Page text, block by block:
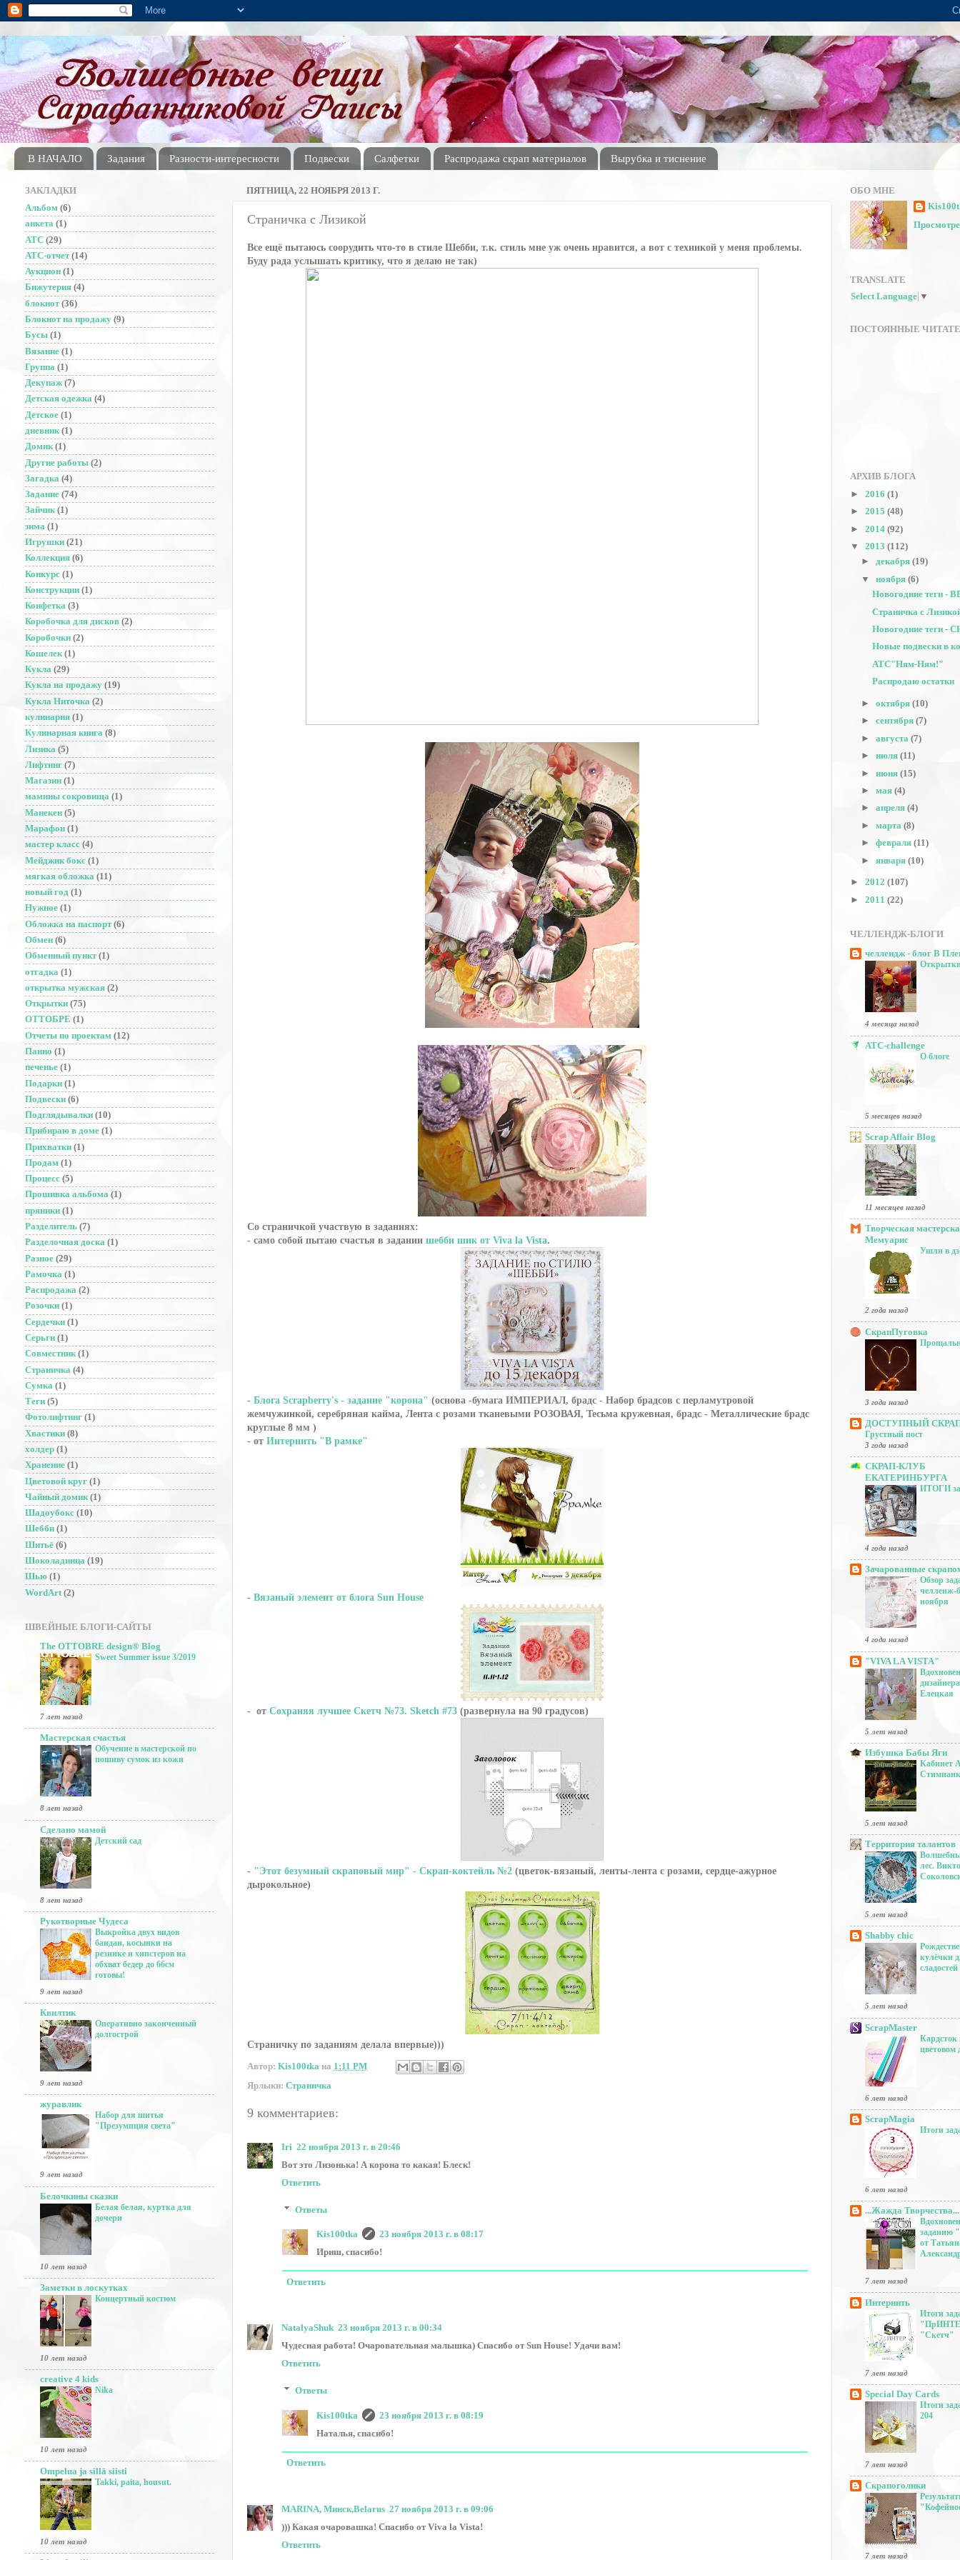
В НАЧАЛО Задания Разности-интересности Подвески Салфетки Распродажа скрап материалов Вырубка и тиснение
ПЯТНИЦА, 22 НОЯБРЯ 2013 Г.
Страничка с Лизикой
Все ещё пытаюсь соорудить что-то в стиле Шебби, т.к. стиль мне уж очень нравится, а вот с техникой у меня проблемы.
Буду рада услышать критику, что я делаю не так)
Со страничкой участвую в заданиях:
- само собой пытаю счастья в задании шебби шик от Viva la Vista.
- Блога Scrapberry's - задание "корона" (основа -бумага ИМПЕРИАЛ, брадс - Набор брадсов с перламутровой
жемчужинкой, серебряная кайма, Лента с розами тканевыми РОЗОВАЯ, Тесьма кружевная, брадс - Металлические брадс
круглые 8 мм )
- от Интернить "В рамке"
- Вязаный элемент от блога Sun House
- от Сохраняя лучшее Скетч №73. Sketch #73 (развернула на 90 градусов)
- "Этот безумный скраповый мир" - Скрап-коктейль №2 (цветок-вязаный, ленты-лента с розами, сердце-ажурное
дырокольное)
Страничку по заданиям делала впервые)))
Автор: Kis100tka на 1:11 PM
Ярлыки: Страничка
9 комментариев:
Iri 22 ноября 2013 г. в 20:46
Вот это Лизонька! А корона то какая! Блеск!
Ответить
Ответы
Kis100tka
23 ноября 2013 г. в 08:17
Ириш, спасибо!
Ответить
NatalyaShuk 23 ноября 2013 г. в 00:34
Чудесная работа! Очаровательная малышка) Спасибо от Sun House! Удачи вам!
Ответить
Ответы
Kis100tka
23 ноября 2013 г. в 08:19
Наталья, спасибо!
Ответить
MARINA, Минск,Belarus 27 ноября 2013 г. в 09:06
))) Какая очаровашка! Спасибо от Viva la Vista!
Ответить
ЗАКЛАДКИ
Альбом (6)
анкета (1)
АТС (29)
АТС-отчет (14)
Аукцион (1)
Бижутерия (4)
блокнот (36)
Блокнот на продажу (9)
Бусы (1)
Вязание (1)
Группа (1)
Декупаж (7)
Детская одежка (4)
Детское (1)
дневник (1)
Домик (1)
Другие работы (2)
Загадка (4)
Задание (74)
Зайчик (1)
зима (1)
Игрушки (21)
Коллекция (6)
Конкурс (1)
Конструкции (1)
Конфетка (3)
Коробочка для дисков (2)
Коробочки (2)
Кошелек (1)
Кукла (29)
Кукла на продажу (19)
Кукла Ниточка (2)
кулинария (1)
Кулинарная книга (8)
Лизика (5)
Лифтинг (7)
Магазин (1)
мамины сокровища (1)
Манекен (5)
Марафон (1)
мастер класс (4)
Мейджик бокс (1)
мягкая обложка (11)
новый год (1)
Нужное (1)
Обложка на паспорт (6)
Обмен (6)
Обменный пункт (1)
отгадка (1)
открытка мужская (2)
Открытки (75)
ОТТОБРЕ (1)
Отчеты по проектам (12)
Панно (1)
печенье (1)
Подарки (1)
Подвески (6)
Подглядывалки (10)
Прибираю в доме (1)
Прихватки (1)
Продам (1)
Процесс (5)
Прошивка альбома (1)
пряники (1)
Разделитель (7)
Разделочная доска (1)
Разное (29)
Рамочка (1)
Распродажа (2)
Розочки (1)
Сердечки (1)
Серьги (1)
Совместник (1)
Страничка (4)
Сумка (1)
Теги (5)
Фотолифтинг (1)
Хвастики (8)
холдер (1)
Хранение (1)
Цветовой круг (1)
Чайный домик (1)
Шадоубокс (10)
Шебби (1)
Шитьё (6)
Шоколадница (19)
Шью (1)
WordArt (2)
ШВЕЙНЫЕ БЛОГИ-САЙТЫ
The OTTOBRE design® Blog
Sweet Summer issue 3/2019
7 лет назад
Мастерская счастья
Обучение в мастерской по
пошиву сумок из кожи
8 лет назад
Сделано мамой
Детский сад
8 лет назад
Рукотворные Чудеса
Выкройка двух видов
бандан, косынки на
резинке и хипстеров на
обхват бедер до 66см
готовы!
9 лет назад
Квилтик
Оперативно законченный
долгострой
9 лет назад
журавлик
Набор для шитья
"Презумпция света"
9 лет назад
Белочкины сказки
Белая белая, куртка для
дочери
10 лет назад
Заметки в лоскутках
Концертный костюм
10 лет назад
creative 4 kids
Nika
10 лет назад
Ompelua ja sillä siisti
Takki, paita, housut.
10 лет назад
ОБО МНЕ
TRANSLATE
Select Language ▼
ПОСТОЯННЫЕ
АРХИВ БЛОГА
► 2016 (1)
► 2015 (48)
► 2014 (92)
▼ 2013 (112)
►декабря(19)
▼ноября(6)
Новогодние теги -
Страничка с
Новогодние теги -
Новые подвески в
АТС"Ням-Ням!"
Распродаю остатки
►октября(10)
►сентября(7)
►августа(7)
►июля(11)
►июня(15)
►мая(4)
►апреля(4)
►марта(8)
►февраля(11)
►января(10)
► 2012 (107)
► 2011 (22)
ЧЕЛЛЕНДЖ-БЛОГИ
челлендж - блог В
4 месяца назад
ATC-challenge
О блоге
5 месяцев назад
Scrap Affair Blog
11 месяцев назад
Творческая
Мемуарис
Ушли в
2 года назад
СкрапПуговка
3 года назад
ДОСТУПНЫЙ
Грустный пост
3 года назад
СКРАП-КЛУБ
ЕКАТЕРИНБУРГА
ИТОГИ
4 года назад
Зачарованные
Обзор
челленж-
ноября
4 года назад
"VIVA LA VISTA"
Елецкая
5 лет назад
Избушка Бабы Яги
Кабинет
Стимпанк
5 лет назад
Территория талантов
лес.
5 лет назад
Shabby chic
кулёчки
сладостей
5 лет назад
ScrapMaster
цветовом
6 лет назад
ScrapMagia
Итоги
6 лет назад
...Жажда Творчества...
заданию
от
7 лет назад
Интернить
Итоги
"Скетч"
7 лет назад
Special Day Cards
Итоги
204
7 лет назад
Скрапоголики
7 лет назад